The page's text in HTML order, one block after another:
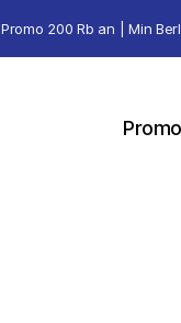
Promo 200 Rb an | Min